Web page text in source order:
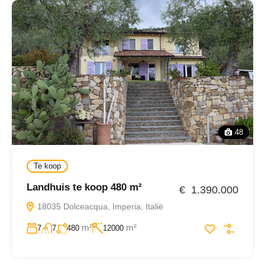
48
Te koop
Landhuis te koop 480 m²
18035 Dolceacqua, Imperia, Italië
€ 1.390.000
7 7 480 m² 12000 m²